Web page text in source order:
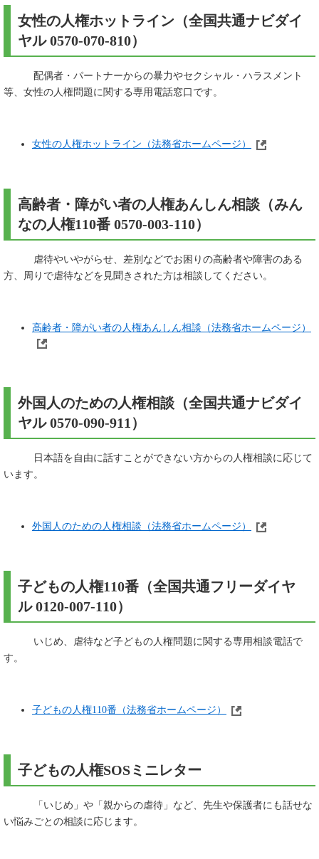
女性の人権ホットライン（全国共通ナビダイ
ヤル 0570-070-810）
配偶者・パートナーからの暴力やセクシャル・ハラスメント
等、女性の人権問題に関する専用電話窓口です。
女性の人権ホットライン（法務省ホームページ）
高齢者・障がい者の人権あんしん相談（みん
なの人権110番 0570-003-110）
虐待やいやがらせ、差別などでお困りの高齢者や障害のある
方、周りで虐待などを見聞きされた方は相談してください。
高齢者・障がい者の人権あんしん相談（法務省ホームページ）
外国人のための人権相談（全国共通ナビダイ
ヤル 0570-090-911）
日本語を自由に話すことができない方からの人権相談に応じて
います。
外国人のための人権相談（法務省ホームページ）
子どもの人権110番（全国共通フリーダイヤ
ル 0120-007-110）
いじめ、虐待など子どもの人権問題に関する専用相談電話で
す。
子どもの人権110番（法務省ホームページ）
子どもの人権SOSミニレター
「いじめ」や「親からの虐待」など、先生や保護者にも話せな
い悩みごとの相談に応じます。